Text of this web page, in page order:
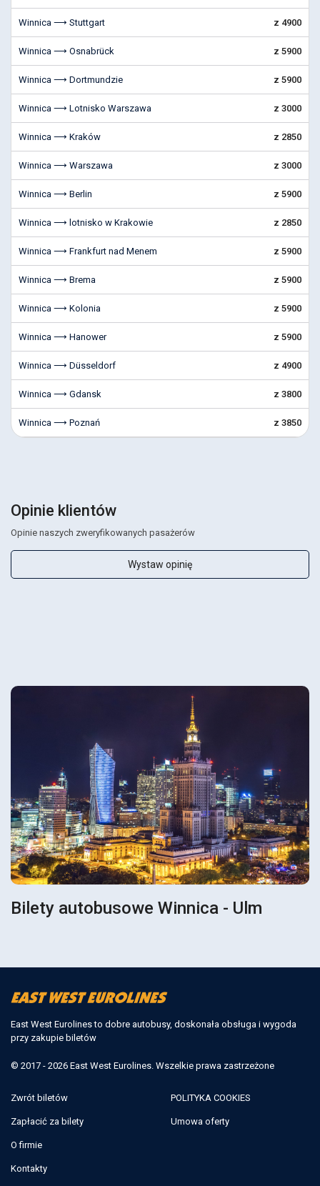
Winnica ⟶ Stuttgart z 4900
Winnica ⟶ Osnabrück z 5900
Winnica ⟶ Dortmundzie z 5900
Winnica ⟶ Lotnisko Warszawa z 3000
Winnica ⟶ Kraków z 2850
Winnica ⟶ Warszawa z 3000
Winnica ⟶ Berlin z 5900
Winnica ⟶ lotnisko w Krakowie z 2850
Winnica ⟶ Frankfurt nad Menem z 5900
Winnica ⟶ Brema z 5900
Winnica ⟶ Kolonia z 5900
Winnica ⟶ Hanower z 5900
Winnica ⟶ Düsseldorf z 4900
Winnica ⟶ Gdansk z 3800
Winnica ⟶ Poznań z 3850
Opinie klientów
Opinie naszych zweryfikowanych pasażerów
Wystaw opinię
Bilety autobusowe Winnica - Ulm
East West Eurolines to dobre autobusy, doskonała obsługa i wygoda
przy zakupie biletów
© 2017 - 2026 East West Eurolines. Wszelkie prawa zastrzeżone
Zwrót biletów
Zapłacić za bilety
O firmie
Kontakty
POLITYKA COOKIES
Umowa oferty